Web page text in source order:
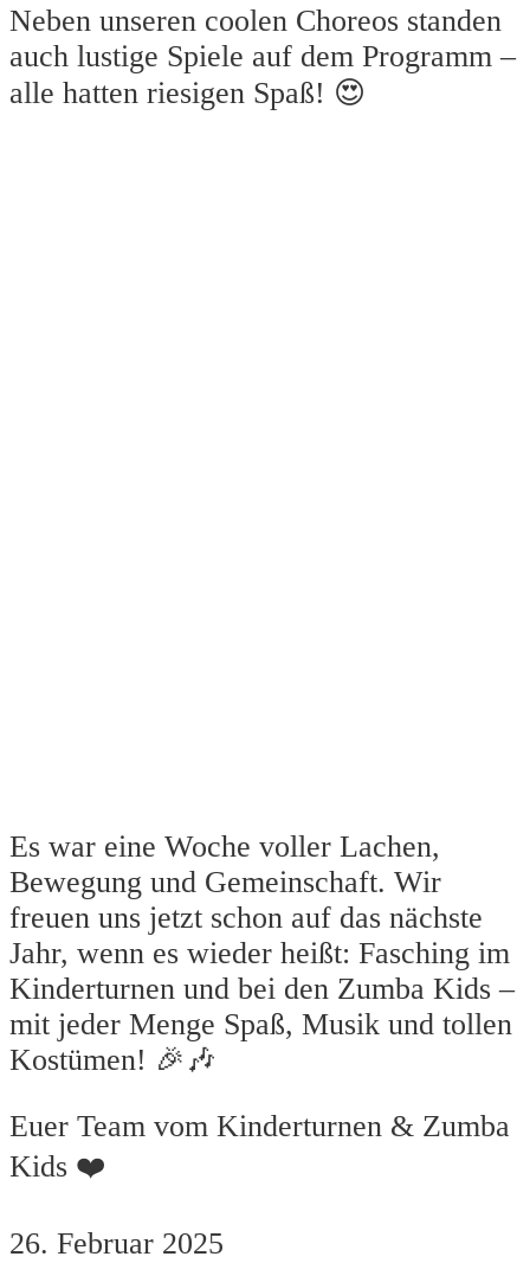
Neben unseren coolen Choreos standen
auch lustige Spiele auf dem Programm –
alle hatten riesigen Spaß! 😍
Es war eine Woche voller Lachen,
Bewegung und Gemeinschaft. Wir
freuen uns jetzt schon auf das nächste
Jahr, wenn es wieder heißt: Fasching im
Kinderturnen und bei den Zumba Kids –
mit jeder Menge Spaß, Musik und tollen
Kostümen! 🎉🎶
Euer Team vom Kinderturnen & Zumba
Kids ❤️
26. Februar 2025